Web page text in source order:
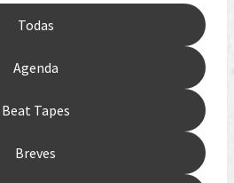
Todas
Agenda
Beat Tapes
Breves